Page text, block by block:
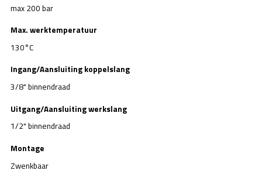
max 200 bar
Max. werktemperatuur
130°C
Ingang/Aansluiting koppelslang
3/8" binnendraad
Uitgang/Aansluiting werkslang
1/2" binnendraad
Montage
Zwenkbaar